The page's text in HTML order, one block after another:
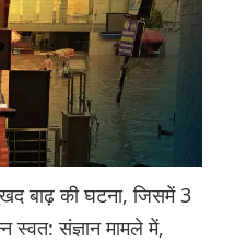
बाढ़ की घटना, जिसमें 3
स्वत: संज्ञान मामले में,